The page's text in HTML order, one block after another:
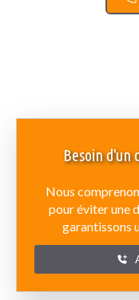
Besoin d'un
Nous
pour éviter une
garantissons